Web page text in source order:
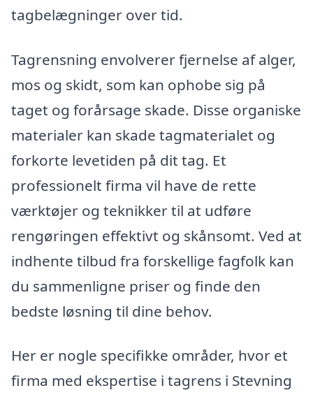
tagbelægninger over tid.
Tagrensning envolverer fjernelse af alger,
mos og skidt, som kan ophobe sig på
taget og forårsage skade. Disse organiske
materialer kan skade tagmaterialet og
forkorte levetiden på dit tag. Et
professionelt firma vil have de rette
værktøjer og teknikker til at udføre
rengøringen effektivt og skånsomt. Ved at
indhente tilbud fra forskellige fagfolk kan
du sammenligne priser og finde den
bedste løsning til dine behov.
Her er nogle specifikke områder, hvor et
firma med ekspertise i tagrens i Stevning